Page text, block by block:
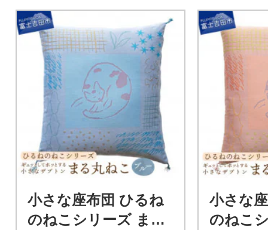
小さな座布団 ひるね
のねこシリーズ まる
小さな
のねこ